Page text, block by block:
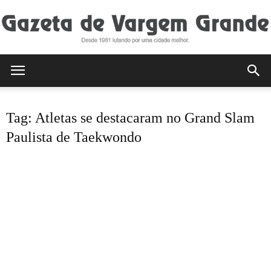
Tag: Atletas se destacaram no Grand Slam
Paulista de Taekwondo